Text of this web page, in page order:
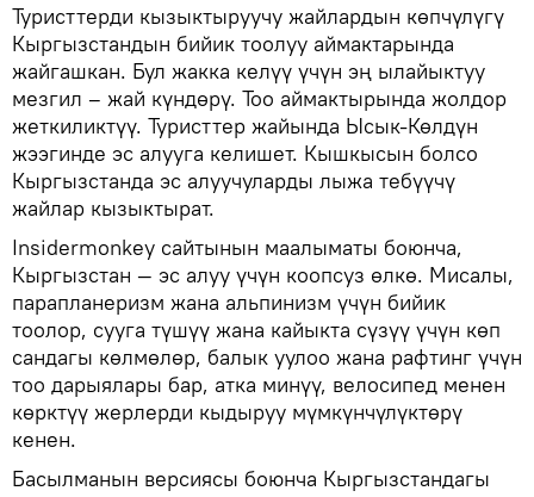
Туристтерди кызыктыруучу жайлардын көпчүлүгү
Кыргызстандын бийик тоолуу аймактарында
жайгашкан. Бул жакка келүү үчүн эң ылайыктуу
мезгил – жай күндөрү. Тоо аймактырында жолдор
жеткиликтүү. Туристтер жайында Ысык-Көлдүн
жээгинде эс алууга келишет. Кышкысын болсо
Кыргызстанда эс алуучуларды лыжа тебүүчү
жайлар кызыктырат.
Insidermonkey сайтынын маалыматы боюнча,
Кыргызстан — эс алуу үчүн коопсуз өлкө. Мисалы,
парапланеризм жана альпинизм үчүн бийик
тоолор, сууга түшүү жана кайыкта сүзүү үчүн көп
сандагы көлмөлөр, балык уулоо жана рафтинг үчүн
тоо дарыялары бар, атка минүү, велосипед менен
көрктүү жерлерди кыдыруу мүмкүнчүлүктөрү
кенен.
Басылманын версиясы боюнча Кыргызстандагы